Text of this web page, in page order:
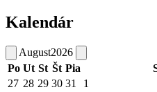
Kalendár
August2026
Po Ut St Št Pia
27 28 29 30 31 1